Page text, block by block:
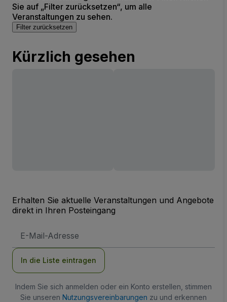
Sie auf „Filter zurücksetzen“, um alle
Veranstaltungen zu sehen.
Filter zurücksetzen
Kürzlich gesehen
Erhalten Sie aktuelle Veranstaltungen und Angebote
direkt in Ihren Posteingang
Mail-
In die Liste eintragen
Indem Sie sich anmelden oder ein Konto erstellen, stimmen
Sie unseren Nutzungsvereinbarungen zu und erkennen